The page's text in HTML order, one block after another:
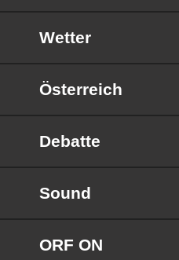
Wetter
Österreich
Debatte
Sound
ORF ON